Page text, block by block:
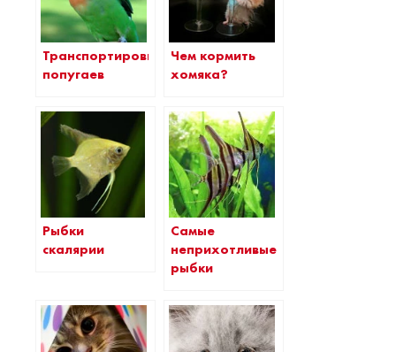
Транспортировка
попугаев
Чем кормить
хомяка?
Рыбки
скалярии
Самые
неприхотливые
рыбки